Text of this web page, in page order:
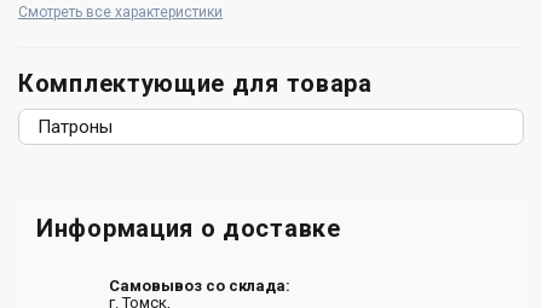
Смотреть все характеристики
Комплектующие для товара
Патроны
Информация о доставке
Самовывоз со склада:
г. Томск,